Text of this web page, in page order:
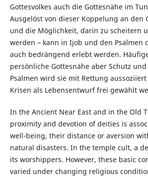
Gottesvolkes auch die Gottesnähe im
Ausgelöst von dieser Koppelung an den
und die Möglichkeit, darin zu scheitern
werden – kann in Ijob und den Psalmen
auch bedrängend erlebt werden.
persönliche Gottesnähe aber Schutz
Psalmen wird sie mit Rettung
Krisen als Lebensentwurf frei gewählt
In the Ancient Near East and in the Old
proximity and devotion of deities is
well-being, their distance or aversion
natural disasters. In the temple cult, a
its worshippers. However, these basic
varied under changing religious